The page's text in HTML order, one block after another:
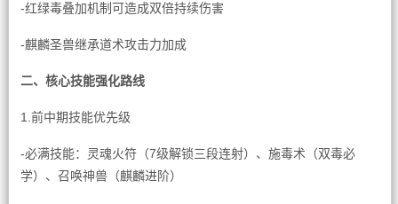
-红绿毒叠加机制可造成双倍持续伤害
-麒麟圣兽继承道术攻击力加成
二、核心技能强化路线
1.前中期技能优先级
-必满技能：灵魂火符（7级解锁三段连射）、施毒术（双毒必
学）、召唤神兽（麒麟进阶）